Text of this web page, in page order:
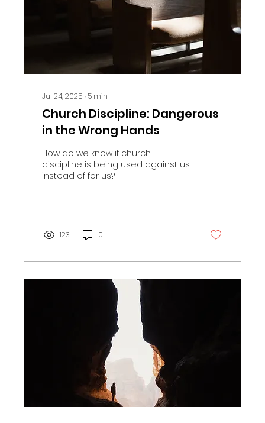
Jul 24, 2025 ∙ 5 min
Church Discipline: Dangerous
in the Wrong Hands
How do we know if church
discipline is being used against us
instead of for us?
123 0